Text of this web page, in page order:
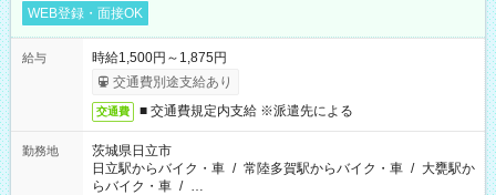
WEB登録・面接OK
給与
時給1,500円～1,875円
交通費別途支給あり
交通費 ■ 交通費規定内支給 ※派遣先による
勤務地
茨城県日立市
日立駅からバイク・車 / 常陸多賀駅からバイク・車 / 大甕駅か
らバイク・車 / …